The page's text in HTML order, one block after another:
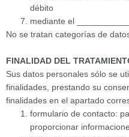
débito
mediante el
No se tratan categorías de
FINALIDAD DEL
Sus datos personales sólo se
finalidades, prestando su
finalidades en el apartado
formulario de contacto:
proporcionar